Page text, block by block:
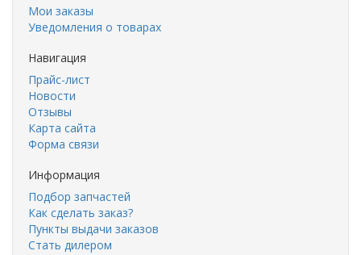
Мои заказы
Уведомления о товарах
Навигация
Прайс-лист
Новости
Отзывы
Карта сайта
Форма связи
Информация
Подбор запчастей
Как сделать заказ?
Пункты выдачи заказов
Стать дилером